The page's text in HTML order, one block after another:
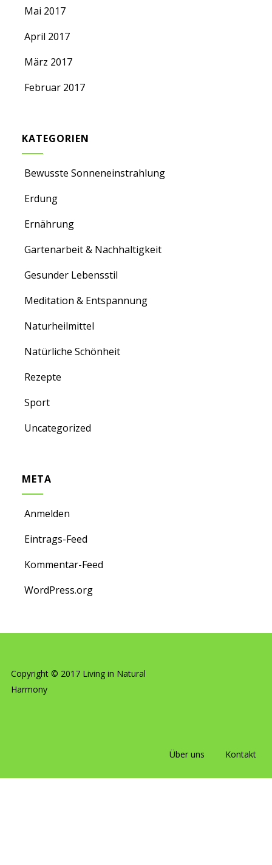
Mai 2017
April 2017
März 2017
Februar 2017
KATEGORIEN
Bewusste Sonneneinstrahlung
Erdung
Ernährung
Gartenarbeit & Nachhaltigkeit
Gesunder Lebensstil
Meditation & Entspannung
Naturheilmittel
Natürliche Schönheit
Rezepte
Sport
Uncategorized
META
Anmelden
Eintrags-Feed
Kommentar-Feed
WordPress.org
Copyright © 2017 Living in Natural
Harmony
Über uns Kontakt